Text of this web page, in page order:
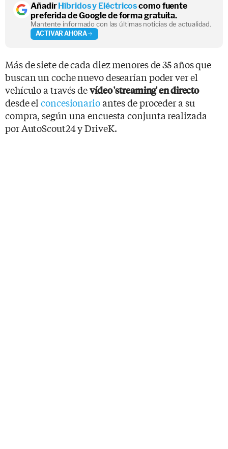
AñadirHíbridos y Eléctricoscomo fuente
preferida de Google de forma gratuita.
Mantente informado con las últimas noticias de actualidad.
ACTIVAR AHORA
Más de siete de cada diez menores de 35 años que
buscan un coche nuevo desearían poder ver el
vehículo a través devídeo 'streaming' en directo
desde elconcesionarioantes de proceder a su
compra, según una encuesta conjunta realizada
por AutoScout24 y DriveK.